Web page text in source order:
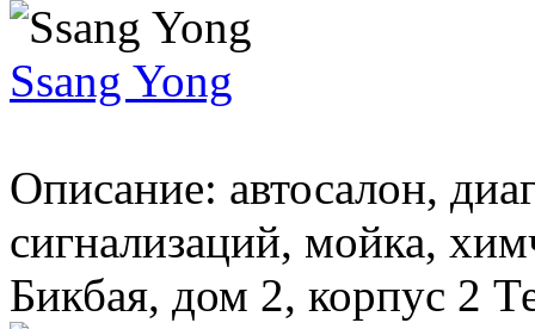
Ssang Yong
Описание: автосалон,
сигнализаций, мойка,
Бикбая, дом 2, корпус 2